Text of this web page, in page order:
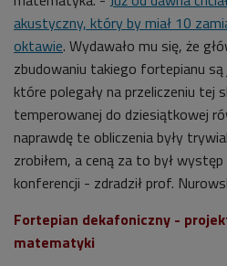
akustyczny, który by miał 10
oktawie. Wydawało mu się, że
zbudowaniu takiego fortepianu
które polegały na przeliczeniu tej
temperowanej do dziesiątkowej
naprawdę te obliczenia były
zrobiłem, a ceną za to był
konferencji - zdradził prof.
Fortepian dekafoniczny -
matematyki